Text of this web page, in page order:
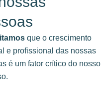
que o crescimento
e profissional das nossas
é um fator crítico do nosso